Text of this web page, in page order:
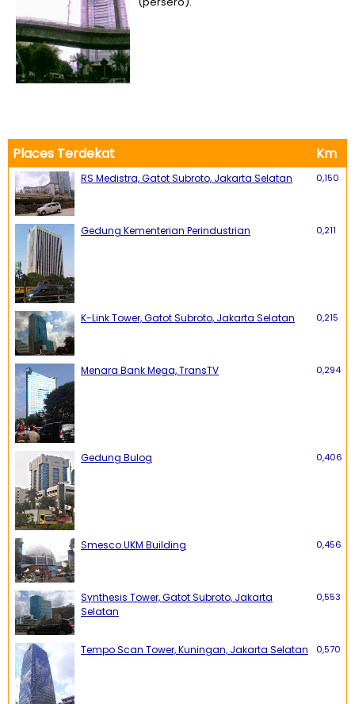
Places Terdekat Km
RS Medistra, Gatot Subroto, Jakarta Selatan 0,150
Gedung Kementerian Perindustrian 0,211
K-Link Tower, Gatot Subroto, Jakarta Selatan 0,215
Menara Bank Mega, TransTV 0,294
Gedung Bulog 0,406
Smesco UKM Building 0,456
Synthesis Tower, Gatot Subroto, Jakarta
Selatan
0,553
Tempo Scan Tower, Kuningan, Jakarta Selatan 0,570